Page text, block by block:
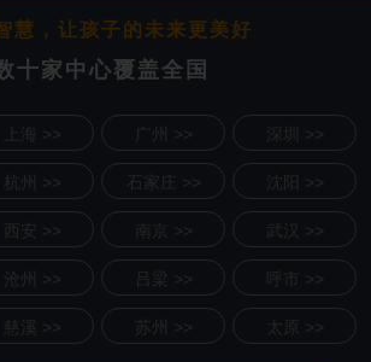
慧，让孩子的未来更美好
十家中心覆盖全国
广州 >> 深圳 >>
杭州 >> 石家庄 >> 沈阳 >>
西安 >>
沧州 >> 吕梁 >>
慈溪 >> 苏州 >>